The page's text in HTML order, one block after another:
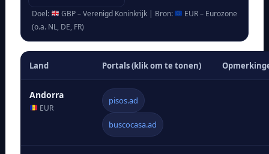
Doel: GBP – Verenigd Koninkrijk | Bron:
EUR – Eurozone
(o.a. NL, DE, FR)
Land Portals (klik om te tonen)
Andorra
EUR
pisos.ad
buscocasa.ad